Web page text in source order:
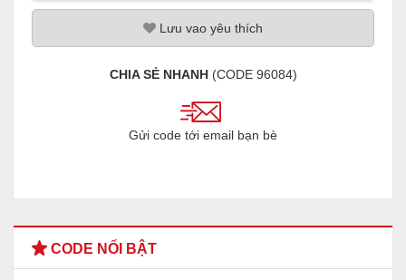
Lưu vao yêu thích
CHIA SẺ NHANH(CODE 96084)
Gửi code tới email bạn bè
CODE NỔI BẬT